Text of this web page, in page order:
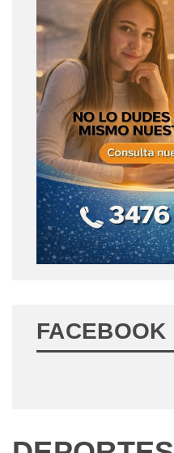
FACEBOOK